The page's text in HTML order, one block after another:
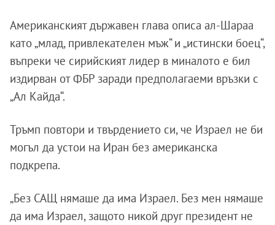
Американският държавен глава описа ал-Шараа
като „млад, привлекателен мъж“ и „истински боец“,
въпреки че сирийският лидер в миналото е бил
издирван от ФБР заради предполагаеми връзки с
„Ал Кайда“.
Тръмп повтори и твърдението си, че Израел не би
могъл да устои на Иран без американска
подкрепа.
„Без САЩ нямаше да има Израел. Без мен нямаше
да има Израел, защото никой друг президент не